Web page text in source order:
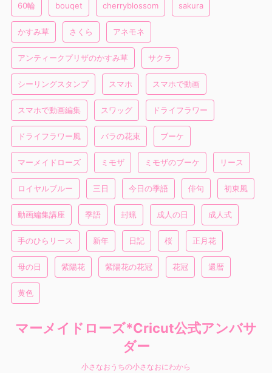
60輪 bouqet cherryblossom sakura
かすみ草 さくら アネモネ
アンティークプリザのかすみ草 サクラ
シーリングスタンプ スマホ スマホで動画
スマホで動画編集 スワッグ ドライフラワー
ドライフラワー風 バラの花束 ブーケ
マーメイドローズ ミモザ ミモザのブーケ リース
ロイヤルブルー 三日 今日の季語 俳句 初東風
動画編集講座 季語 封蝋 成人の日 成人式
手のひらリース 新年 日記 桜 正月花
母の日 紫陽花 紫陽花の花冠 花冠 還暦
黄色
マーメイドローズ*Cricut公式アンバサ
ダー
小さなおうちの小さなおにわから